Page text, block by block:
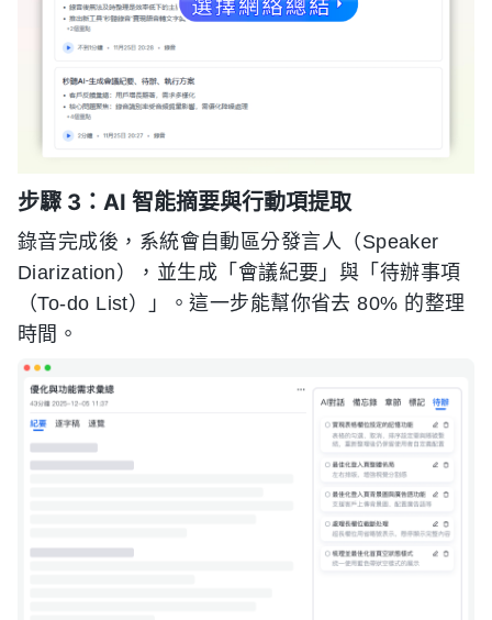
步驟 3：AI 智能摘要與行動項提取
錄音完成後，系統會自動區分發言人（Speaker
Diarization），並生成「會議紀要」與「待辦事項
（To-do List）」。這一步能幫你省去 80% 的整理
時間。